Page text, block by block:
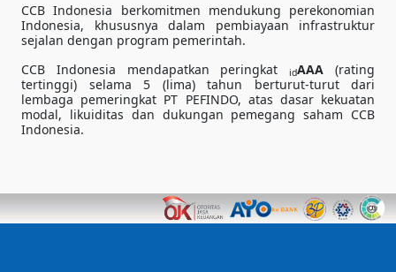
CCB Indonesia berkomitmen mendukung perekonomian
Indonesia, khususnya dalam pembiayaan infrastruktur
sejalan dengan program pemerintah.
CCB Indonesia mendapatkan peringkatidAAA (rating
tertinggi) selama 5 (lima) tahun berturut-turut dari
lembaga pemeringkat PT PEFINDO, atas dasar kekuatan
modal, likuiditas dan dukungan pemegang saham CCB
Indonesia.